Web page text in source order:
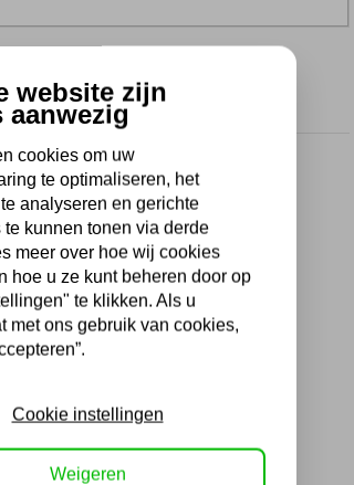
website zijn
aanwezig
cookies om uw
te optimaliseren, het
analyseren en gerichte
te kunnen tonen via derde
meer over hoe wij cookies
hoe u ze kunt beheren door op
te klikken. Als u
met ons gebruik van cookies,
Cookie instellingen
Weigeren